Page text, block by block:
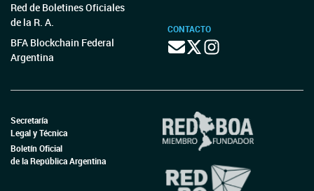
Red de Boletines Oficiales
de la R. A.
BFA Blockchain Federal
Argentina
CONTACTO
Secretaría
Legal y Técnica
Boletín Oficial
de la República Argentina